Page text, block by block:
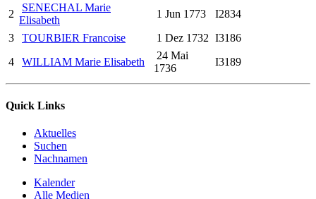
2
SENECHAL Marie
Elisabeth
1 Jun 1773
I2834
3
TOURBIER Francoise 1 Dez 1732 I3186
4
WILLIAM Marie Elisabeth
24 Mai
1736
I3189
Quick Links
Aktuelles
Suchen
Nachnamen
Kalender
Alle Medien